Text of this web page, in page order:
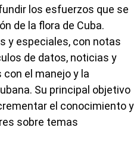
los esfuerzos que se
de la flora de Cuba.
y especiales, con notas
de datos, noticias y
el manejo y la
Su principal objetivo
el conocimiento y
sobre temas